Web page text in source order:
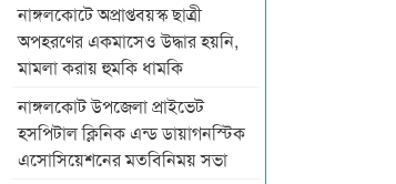
নাঙ্গলকোটে অপ্রাপ্তবয়স্ক ছাত্রী
অপহরণের একমাসেও উদ্ধার হয়নি,
মামলা করায় হুমকি ধামকি
নাঙ্গলকোট উপজেলা প্রাইভেট
হসপিটাল ক্লিনিক এন্ড ডায়াগনস্টিক
এসোসিয়েশনের মতবিনিময় সভা